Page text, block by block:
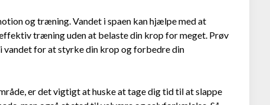
og træning. Vandet i spaen kan hjælpe med at
træning uden at belaste din krop for meget. Prøv
vandet for at styrke din krop og forbedre din
er det vigtigt at huske at tage dig tid til at slappe